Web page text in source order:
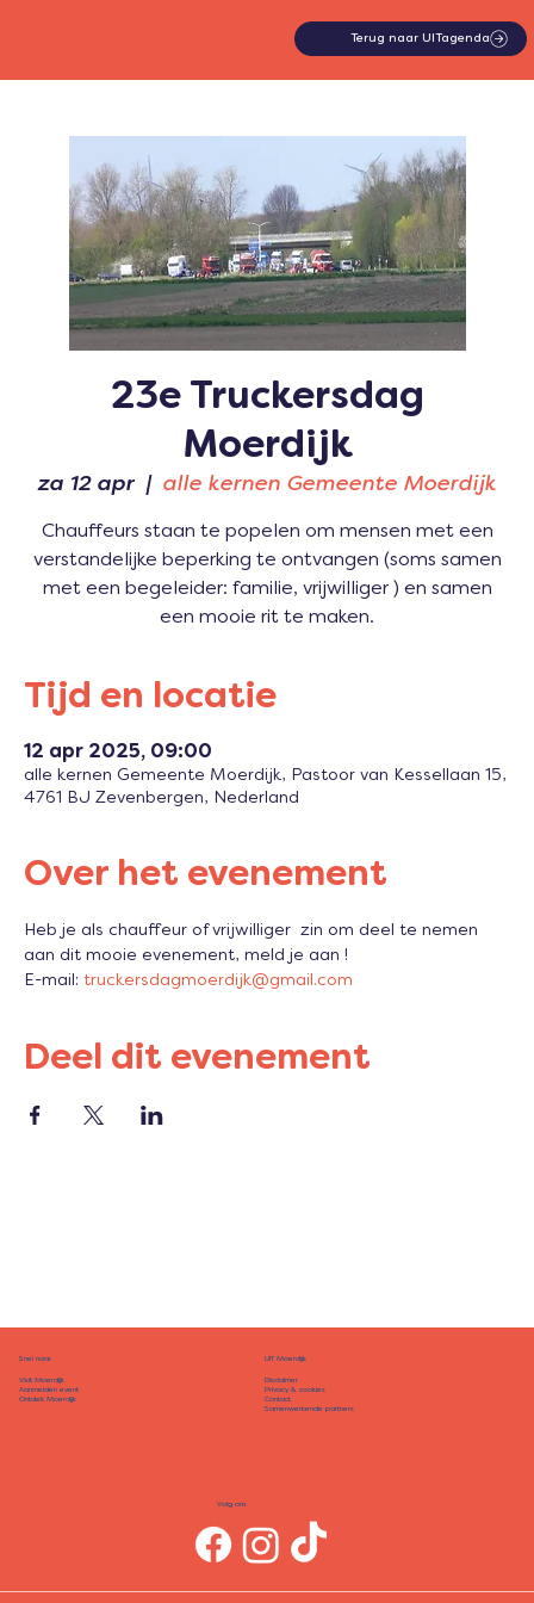
Terug naar UITagenda
23e Truckersdag
Moerdijk
za 12 apr
  |
alle kernen Gemeente Moerdijk
Chauffeurs staan te popelen om mensen met een
verstandelijke beperking te ontvangen (soms samen
met een begeleider: familie, vrijwilliger ) en samen
een mooie rit te maken.
Tijd en locatie
12 apr 2025, 09:00
alle kernen Gemeente Moerdijk, Pastoor van Kessellaan 15,
4761 BJ Zevenbergen, Nederland
Over het evenement
Heb je als chauffeur of vrijwilliger  zin om deel te nemen
aan dit mooie evenement, meld je aan !
E-mail: truckersdagmoerdijk@gmail.com
Deel dit evenement
Snel naar
Visit Moerdijk
Aanmelden event
Ontdek Moerdijk
UIT Moerdijk
Disclaimer
Privacy & cookies
Contact
Samenwerkende partners
Volg ons